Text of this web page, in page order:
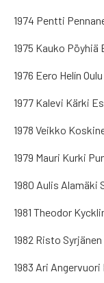
1974 Pentti
1975 Kauko Pöyhiä
1976 Eero Helín Oulu
1977 Kalevi Kärki
1978 Veikko
1979 Mauri Kurki
1980 Aulis Alamäki
1981 Theodor
1982 Risto
1983 Ari Angervuori